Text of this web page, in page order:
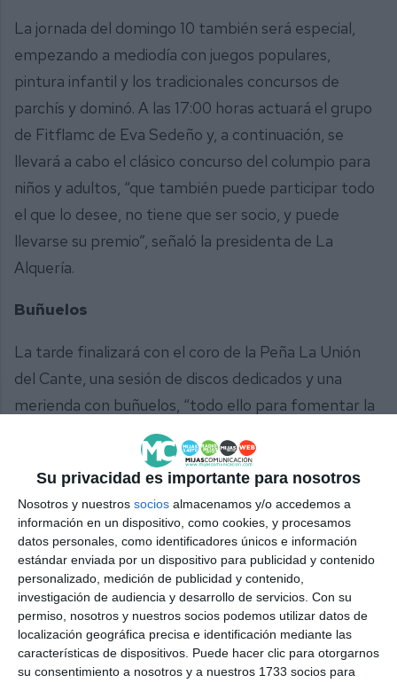
Su privacidad es importante para nosotros
Nosotros y nuestros socios almacenamos y/o accedemos a
información en un dispositivo, como cookies, y procesamos
datos personales, como identificadores únicos e información
estándar enviada por un dispositivo para publicidad y contenido
personalizado, medición de publicidad y contenido,
investigación de audiencia y desarrollo de servicios. Con su
permiso, nosotros y nuestros socios podemos utilizar datos de
localización geográfica precisa e identificación mediante las
características de dispositivos. Puede hacer clic para otorgarnos
su consentimiento a nosotros y a nuestros 1733 socios para
La jornada del domingo 10 también será especial,
empezando a mediodía con juegos populares,
pintura infantil y los tradicionales concursos de
parchís y dominó. A las 17:00 horas actuará el grupo
de Fitflamc de Eva Sedeño y, a continuación, se
llevará a cabo el clásico concurso del columpio para
niños y adultos, “que también puede participar todo
el que lo desee, no tiene que ser socio, y puede
llevarse su premio”, señaló la presidenta de La
Alquería.
Buñuelos
La tarde finalizará con el coro de la Peña La Unión
del Cante, una sesión de discos dedicados y una
merienda con buñuelos, “todo ello para fomentar la
convivencia entre vecinos en un ambiente
agradable y en un lugar tan idílico como es esta
zona de La Alquería”, valoró para finalizar la
concejala socialista Laura Moreno, que también
estuvo en la presentación de estas actividades.
Comparte esta noticia desde el siguiente enlace:
https://mijascom.com/?a=37802